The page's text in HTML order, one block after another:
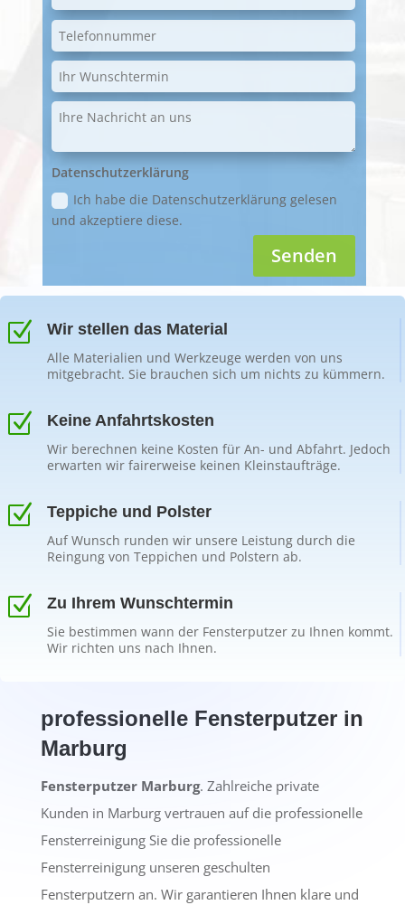
Datenschutzerklärung
Ich habe die Datenschutzerklärung gelesen
und akzeptiere diese.
Senden
Z Wir stellen das Material
Alle Materialien und Werkzeuge werden von uns
mitgebracht. Sie brauchen sich um nichts zu kümmern.
Z Keine Anfahrtskosten
Wir berechnen keine Kosten für An- und Abfahrt. Jedoch
erwarten wir fairerweise keinen Kleinstaufträge.
Z Teppiche und Polster
Auf Wunsch runden wir unsere Leistung durch die
Reingung von Teppichen und Polstern ab.
Z Zu Ihrem Wunschtermin
Sie bestimmen wann der Fensterputzer zu Ihnen kommt.
Wir richten uns nach Ihnen.
professionelle Fensterputzer in
Marburg
Fensterputzer Marburg. Zahlreiche private
Kunden in Marburg vertrauen auf die professionelle
Fensterreinigung Sie die professionelle
Fensterreinigung unseren geschulten
Fensterputzern an. Wir garantieren Ihnen klare und